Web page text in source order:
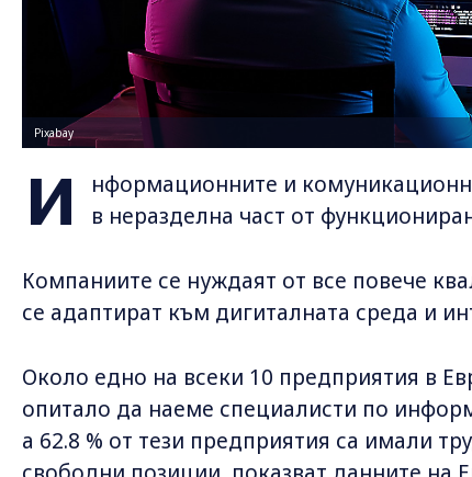
Pixabay
И
нформационните и
в неразделна част от
Компаниите се нуждаят от все повече
се адаптират към дигиталната среда и
Около едно на всеки 10 предприятия в
опитало да наеме специалисти по
а 62.8 % от тези предприятия са имали